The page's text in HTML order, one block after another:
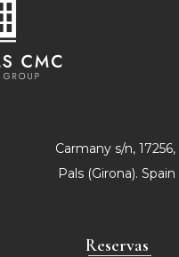
Carmany s/n, 17256,
Pals (Girona). Spain
Reservas